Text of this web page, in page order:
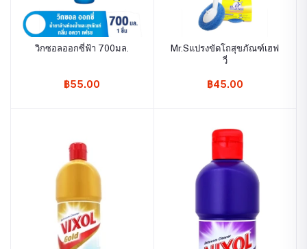
วิกซอลออกซี่ฟ้า 700มล.
฿55.00
Mr.Sแปรงขัดโถสุขภัณฑ์เฮฟ
วี่
฿45.00